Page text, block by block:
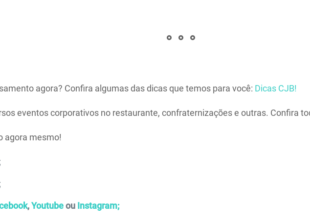
agora? Confira algumas das dicas que temos para você: Dicas CJB!
eventos corporativos no restaurante, confraternizações e outras. Confira
agora mesmo!
;
;
,Youtubeou Instagram;